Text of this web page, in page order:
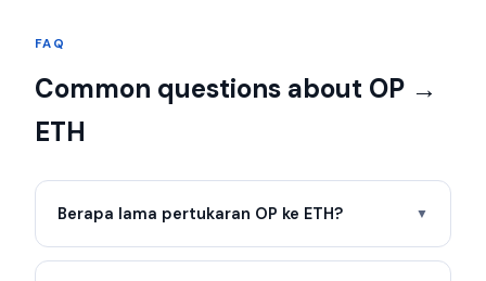
FAQ
Common questions about OP →
ETH
Berapa lama pertukaran OP ke ETH? ▼